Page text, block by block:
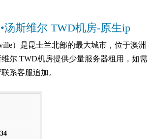
汤斯维尔 TWD机房-原生ip
）是昆士兰北部的最大城市，位于澳洲
尔 TWD机房提供少量服务器租用，如需
系客服追加。